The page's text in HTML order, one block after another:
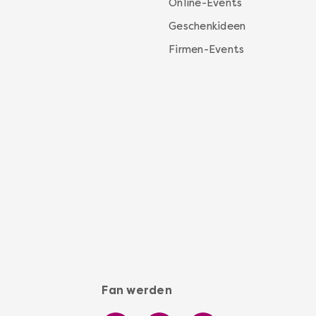
die süße Qual der Wahl mit unseren
Online-Events
Geschenkideen
Firmen-Events
Fan werden